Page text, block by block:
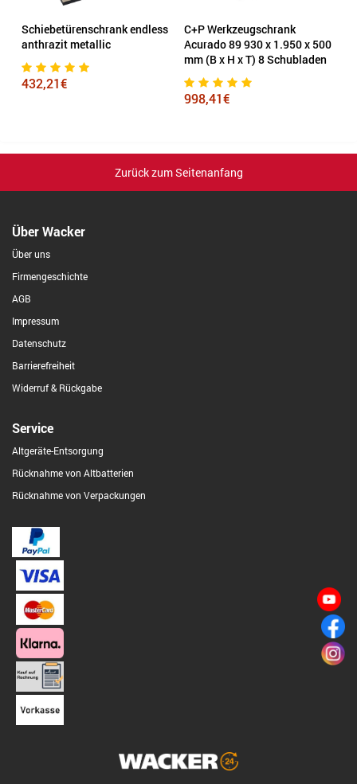
Schiebetürenschrank endless
anthrazit metallic
432,21€
C+P Werkzeugschrank
Acurado 89 930 x 1.950 x 500
mm (B x H x T) 8 Schubladen
998,41€
Zurück zum Seitenanfang
Über Wacker
Über uns
Firmengeschichte
AGB
Impressum
Datenschutz
Barrierefreiheit
Widerruf & Rückgabe
Service
Altgeräte-Entsorgung
Rücknahme von Altbatterien
Rücknahme von Verpackungen